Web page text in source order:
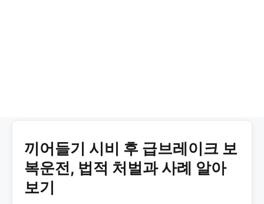
끼어들기 시비 후 급브레이크 보
복운전, 법적 처벌과 사례 알아
보기